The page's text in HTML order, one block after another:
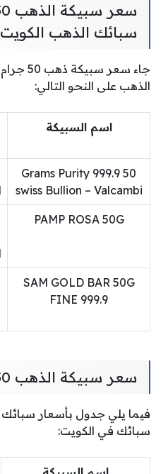
سبائك الذهب الكويت
جاء
الذهب على النحو التالي:
اسم السبيكة
50 Grams Purity 999.9
swiss Bullion – Valcambi
PAMP ROSA 50G
SAM GOLD BAR 50G
FINE 999.9
سعر سبيكة الذهب 50 جرام من سبائك
سبائك في الكويت: